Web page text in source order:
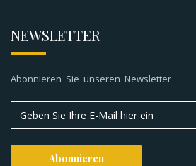
NEWSLETTER
Abonnieren Sie unseren Newsletter